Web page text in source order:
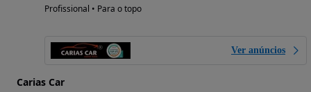
Profissional • Para o topo
Ver anúncios
Carias Car